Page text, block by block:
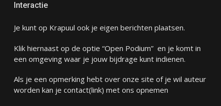
Interactie
Je kunt op Krapuul ook je eigen berichten plaatsen.
Klik hiernaast op de optie “Open Podium” en je komt in
een omgeving waar je jouw bijdrage kunt indienen.
Als je een opmerking hebt over onze site of je wil auteur
worden kan je contact(link) met ons opnemen